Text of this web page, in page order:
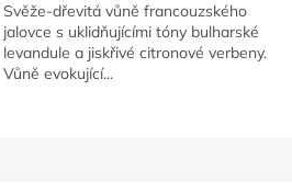
z
5
hvězdiček.
Svěže-dřevitá vůně francouzského
jalovce s uklidňujícími tóny bulharské
levandule a jiskřivé citronové verbeny.
Vůně evokující...